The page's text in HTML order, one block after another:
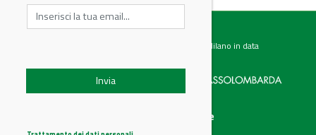
Testata giornalistica registrata presso il Tribunale di Milano in data
Categorie